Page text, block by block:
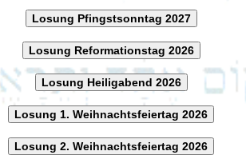
Losung Pfingstsonntag 2027
Losung Reformationstag 2026
Losung Heiligabend 2026
Losung 1. Weihnachtsfeiertag 2026
Losung 2. Weihnachtsfeiertag 2026